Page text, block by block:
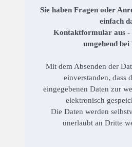
Sie haben Fragen oder
einfach
Kontaktformular aus -
umgehend bei
Mit dem Absenden der
einverstanden, dass
eingegebenen Daten zur
elektronisch
Die Daten werden
unerlaubt an Dritte